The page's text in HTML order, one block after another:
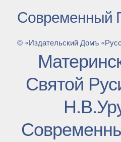
Современный
© «Издательский Домъ
Святой